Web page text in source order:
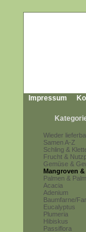
Impressum
Wieder
Samen A-Z
Schling &
Frucht &
Gemüse &
Mangroven &
Palmen &
Acacia
Adenium
Baumfarne/
Eucalyptus
Plumeria
Hibiskus
Passiflora